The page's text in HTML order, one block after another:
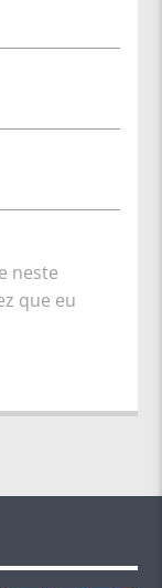
neste
que eu